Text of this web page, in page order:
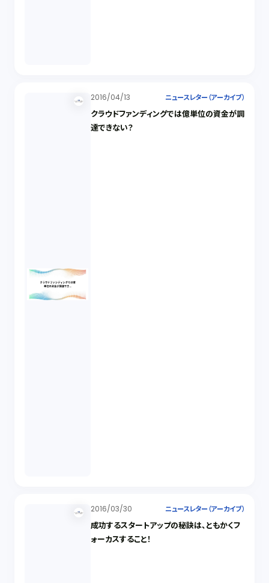
2016/04/13 ニュースレター（アーカイブ）
クラウドファンディングでは億単位の資金が調
達できない？
2016/03/30 ニュースレター（アーカイブ）
成功するスタートアップの秘訣は、ともかくフ
ォーカスすること！